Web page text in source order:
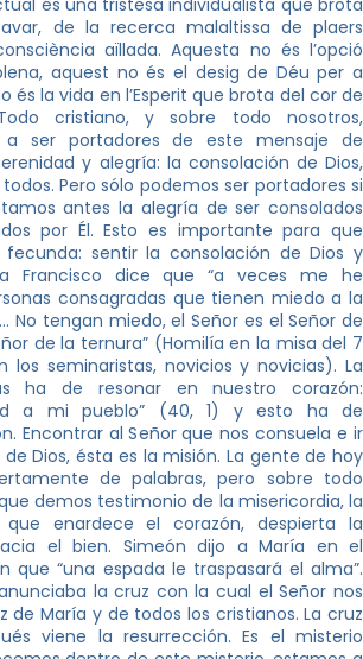
de la recerca malaltissa de plaers
aïllada. Aquesta no és l’opció
aquest no és el desig de Déu per a
és la vida en l’Esperit que brota del cor de
cristiano, y sobre todo nosotros,
a ser portadores de este mensaje de
y alegría: la consolación de Dios,
Pero sólo podemos ser portadores si
antes la alegría de ser consolados
por Él. Esto es importante para que
sentir la consolación de Dios y
Francisco dice que “a veces me he
consagradas que tienen miedo a la
No tengan miedo, el Señor es el Señor de
de la ternura” (Homilía en la misa del 7
los seminaristas, novicios y novicias). La
ha de resonar en nuestro corazón:
a mi pueblo” (40, 1) y esto ha de
Encontrar al Señor que nos consuela e ir
Dios, ésta es la misión. La gente de hoy
de palabras, pero sobre todo
demos testimonio de la misericordia, la
enardece el corazón, despierta la
el bien. Simeón dijo a María en el
que “una espada le traspasará el alma”.
la cruz con la cual el Señor nos
de María y de todos los cristianos. La cruz
viene la resurrección. Es el misterio